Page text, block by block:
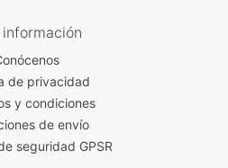
información
de privacidad
y condiciones
de envío
seguridad GPSR